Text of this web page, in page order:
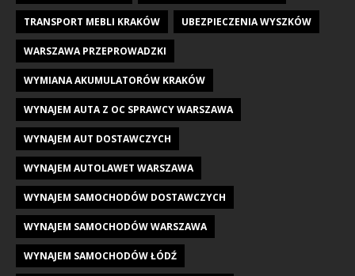
TRANSPORT MEBLI KRAKÓW UBEZPIECZENIA WYSZKÓW
WARSZAWA PRZEPROWADZKI
WYMIANA AKUMULATORÓW KRAKÓW
WYNAJEM AUTA Z OC SPRAWCY WARSZAWA
WYNAJEM AUT DOSTAWCZYCH
WYNAJEM AUTOLAWET WARSZAWA
WYNAJEM SAMOCHODÓW DOSTAWCZYCH
WYNAJEM SAMOCHODÓW WARSZAWA
WYNAJEM SAMOCHODÓW ŁÓDŹ